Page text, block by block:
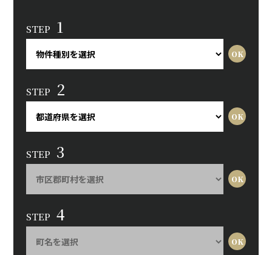
STEP 1
STEP 2
STEP 3
STEP 4